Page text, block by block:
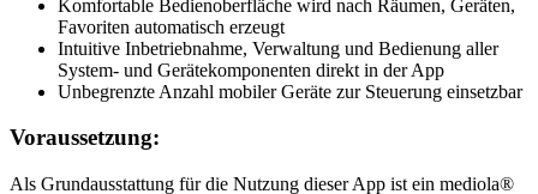
Komfortable Bedienoberfläche wird nach Räumen, Geräten,
Favoriten automatisch erzeugt
Intuitive Inbetriebnahme, Verwaltung und Bedienung aller
System- und Gerätekomponenten direkt in der App
Unbegrenzte Anzahl mobiler Geräte zur Steuerung einsetzbar
Voraussetzung:
Als Grundausstattung für die Nutzung dieser App ist ein mediola®